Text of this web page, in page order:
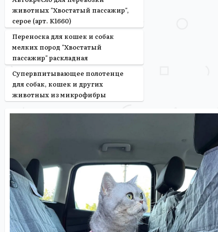
животных "Хвостатый пассажир",
серое (арт. K1660)
Переноска для кошек и собак
мелких пород "Хвостатый
пассажир" раскладная
Супервпитывающее полотенце
для собак, кошек и других
животных из микрофибры